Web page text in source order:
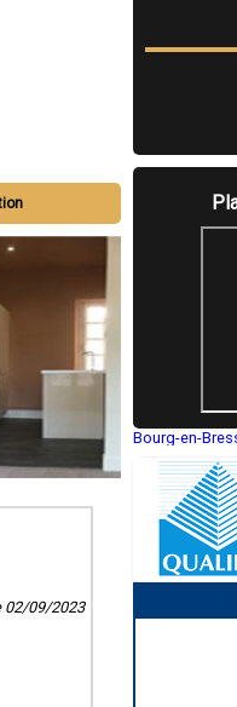
02/09/2023
Bourg-en-
Montluçon
Manosque
Gap
Charleville-
Pamiers
Narbonne